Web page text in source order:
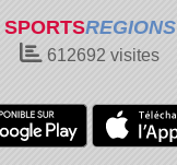
SPORTSREGIONS
612692 visites